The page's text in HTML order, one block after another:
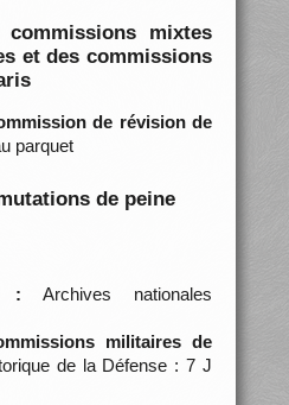
commissions mixtes
et des commissions
de révision de
parquet
de peine
: Archives nationales
militaires de
de la Défense : 7 J